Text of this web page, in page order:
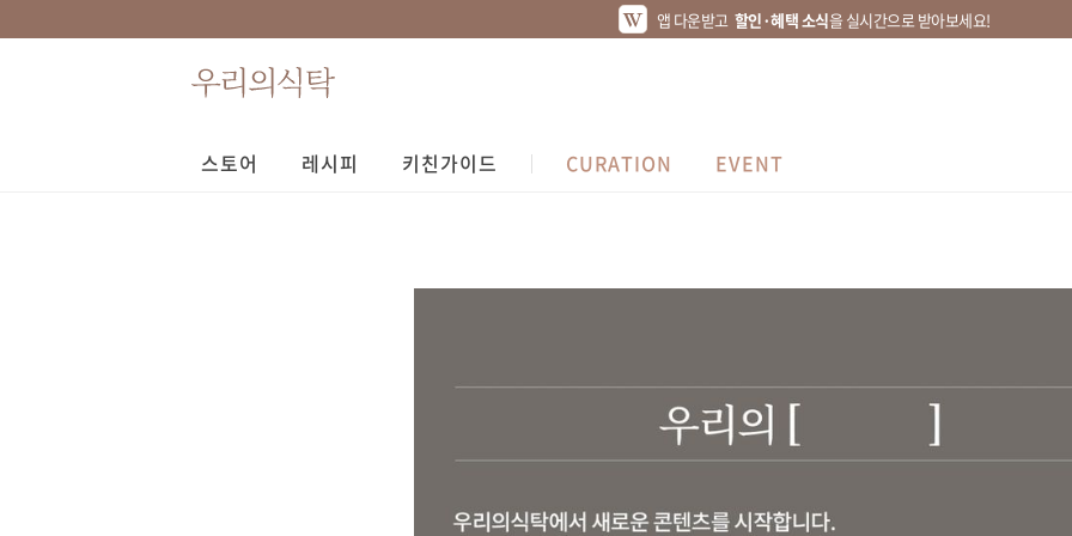
앱 다운받고 할인·혜택 소식을 실시간으로 받아보세요!
스토어 레시피 키친가이드 CURATION EVENT